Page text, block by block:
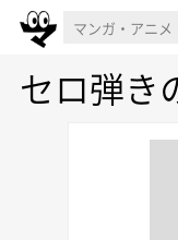
セロ弾き